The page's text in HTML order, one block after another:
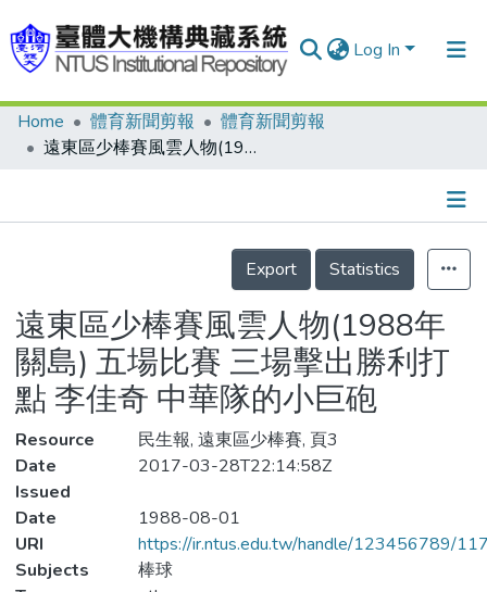
Log In
Communities & Collections
Statistics
Home 體育新聞剪報
體育新聞剪報
遠東區少棒賽風雲人物(1988年關島) 五場比賽 三場擊出勝利打點 李佳奇 中華隊的小巨砲
Details
Export
Statistics
遠東區少棒賽風雲人物(1988年
關島) 五場比賽 三場擊出勝利打
點 李佳奇 中華隊的小巨砲
Resource
民生報, 遠東區少棒賽, 頁3
Date
Issued
2017-03-28T22:14:58Z
Date
1988-08-01
URI
https://ir.ntus.edu.tw/handle/123456789/
Subjects
棒球